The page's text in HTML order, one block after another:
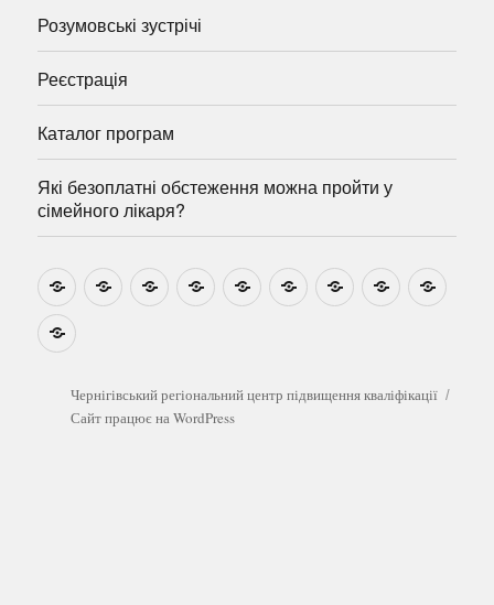
Розумовські зустрічі
Реєстрація
Каталог програм
Які безоплатні обстеження можна пройти у
сімейного лікаря?
НовиниНавчально-
методичні
Ми
на
Звіти Про
центр
План
графік
Розумовські
зустрічі
Реєстрація
Які
безоплатні
можна
пройти
у
Чернігівський регіональний центр підвищення кваліфікації
Сайт працює на WordPress